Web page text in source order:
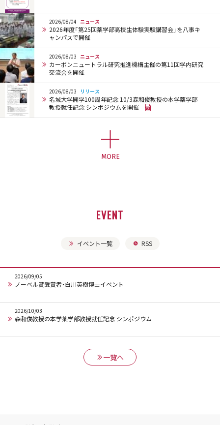
2026/08/04 ニュース
2026年度「第25回薬学部高校生体験実験講習会」を八事キ
ャンパスで開催
2026/08/03 ニュース
カーボンニュートラル研究推進機構主催の第11回学内研究
交流会を開催
2026/08/03 リリース
名城大学開学100周年記念 10/3森和俊教授の本学薬学部
教授就任記念 シンポジウムを開催
MORE
EVENT
イベント一覧 RSS
2026/09/05
ノーベル賞受賞者・白川英樹博士イベント
2026/10/03
森和俊教授の本学薬学部教授就任記念 シンポジウム
一覧へ